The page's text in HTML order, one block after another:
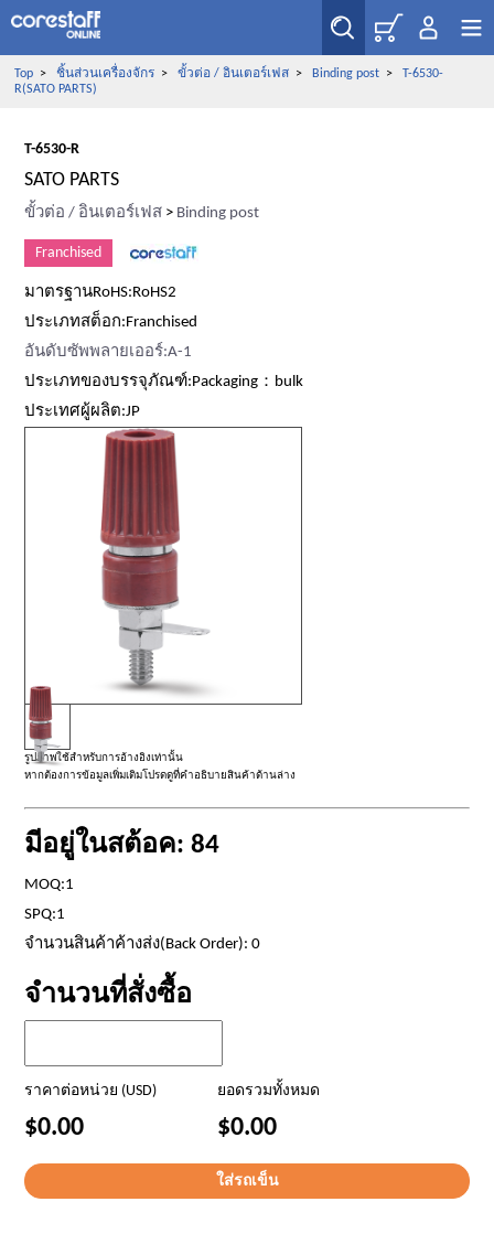
Top> ชิ้นส่วนเครื่องจักร> ขั้วต่อ / อินเตอร์เฟส> Binding post> T-6530-
R(SATO PARTS)
T-6530-R
SATO PARTS
ขั้วต่อ / อินเตอร์เฟส > Binding post
Franchised
มาตรฐานRoHS:RoHS2
ประเภทสต็อก:Franchised
อันดับซัพพลายเออร์:A-1
ประเภทของบรรจุภัณฑ์:Packaging：bulk
ประเทศผู้ผลิต:JP
รูปภาพใช้สำหรับการอ้างอิงเท่านั้น
หากต้องการข้อมูลเพิ่มเติมโปรดดูที่คำอธิบายสินค้าด้านล่าง
มีอยู่ในสต้อค: 84
MOQ:1
SPQ:1
จำนวนสินค้าค้างส่ง(Back Order): 0
จำนวนที่สั่งซื้อ
ราคาต่อหน่วย (USD) ยอดรวมทั้งหมด
$0.00 $0.00